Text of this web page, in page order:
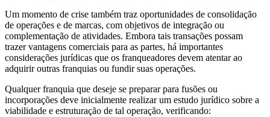
Um momento de crise também traz oportunidades de consolidação
de operações e de marcas, com objetivos de integração ou
complementação de atividades. Embora tais transações possam
trazer vantagens comerciais para as partes, há importantes
considerações jurídicas que os franqueadores devem atentar ao
adquirir outras franquias ou fundir suas operações.
Qualquer franquia que deseje se preparar para fusões ou
incorporações deve inicialmente realizar um estudo jurídico sobre a
viabilidade e estruturação de tal operação, verificando: